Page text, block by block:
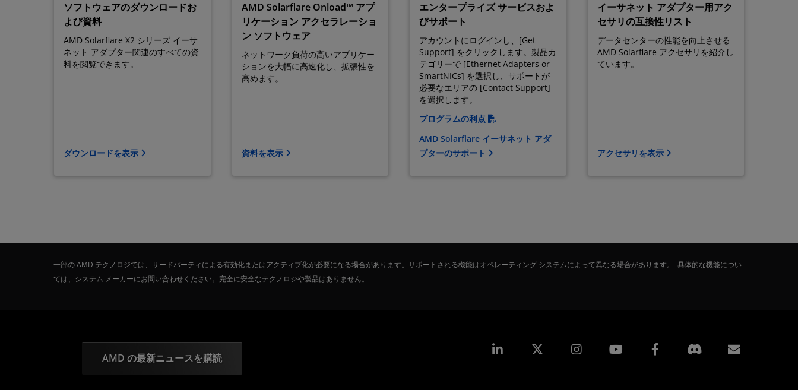
ソフトウェアのダウンロードお
よび資料
AMD Solarflare X2 シリーズ イーサ
ネット アダプター関連のすべての資
料を閲覧できます。
ダウンロードを表示
AMD Solarflare Onload™ アプ
リケーション アクセラレーショ
ン ソフトウェア
ネットワーク負荷の高いアプリケー
ションを大幅に高速化し、拡張性を
高めます。
資料を表示
エンタープライズ サービスおよ
びサポート
アカウントにログインし、[Get
Support] をクリックします。製品カ
テゴリーで [Ethernet Adapters or
SmartNICs] を選択し、サポートが
必要なエリアの [Contact Support]
を選択します。
プログラムの利点
AMD Solarflare イーサネット アダ
プターのサポート
イーサネット アダプター用アク
セサリの互換性リスト
データセンターの性能を向上させる
AMD Solarflare アクセサリを紹介し
ています。
アクセサリを表示
一部の AMD テクノロジでは、サードパーティによる有効化またはアクティブ化が必要になる場合があります。サポートされる機能はオペレーティング システムによって異なる場合があります。 具体的な機能につい
ては、システム メーカーにお問い合わせください。完全に安全なテクノロジや製品はありません。
AMD の最新ニュースを購読
Linkedin Instagram Facebook